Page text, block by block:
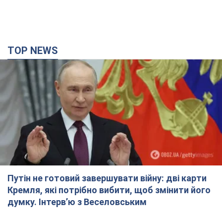
TOP NEWS
Путін не готовий завершувати війну: дві карти
Кремля, які потрібно вибити, щоб змінити його
думку. Інтерв’ю з Веселовським